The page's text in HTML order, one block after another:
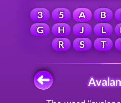
3 5 A B
G
H J L
R
S T